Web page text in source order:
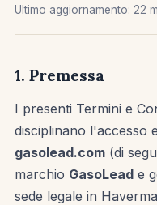
Ultimo aggiornamento: 22
1. Premessa
I presenti Termini e
disciplinano l'accesso
gasolead.com (di
marchio GasoLead e
sede legale in